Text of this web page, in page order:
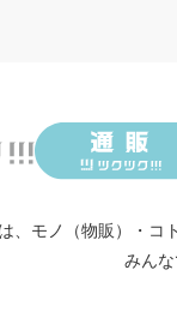
、 モノ（物販） ・ コ
みん